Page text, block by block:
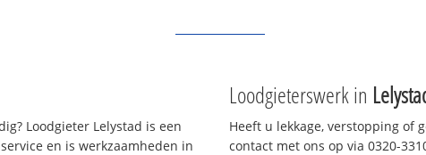
Loodgieter Lelystad is een
en is werkzaamheden in
Loodgieterswerk in
Heeft u lekkage, verstopping of
contact met ons op via 0320-